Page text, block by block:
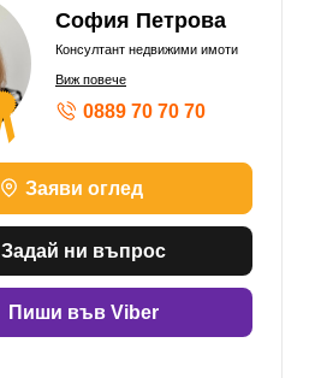
ШАМПИОН ПО ОБОРОТ - БРОНЗОВ
ШАМПИОН ПО ОБОРОТ - БРОНЗОВ
ШАМПИОН ПО ОБОРОТ – БРОНЗОВ
ШАМПИОН ПО ОБОРОТ – БРОНЗОВ
ШАМПИОН ПО ОБОРОТ – СРЕБЪРЕН
София Петрова
Консултант недвижими имоти
Виж повече
0889 70 70 70
Заяви оглед
Задай ни въпрос
Пиши във Viber